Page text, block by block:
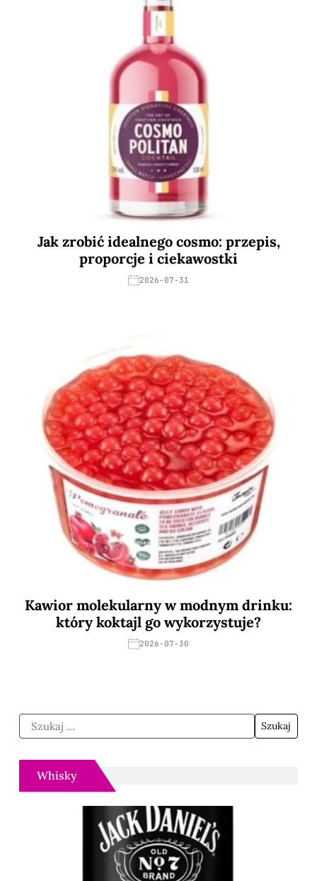
Jak zrobić idealnego cosmo: przepis,
proporcje i ciekawostki
2026-07-31
Kawior molekularny w modnym drinku:
który koktajl go wykorzystuje?
2026-07-30
Whisky